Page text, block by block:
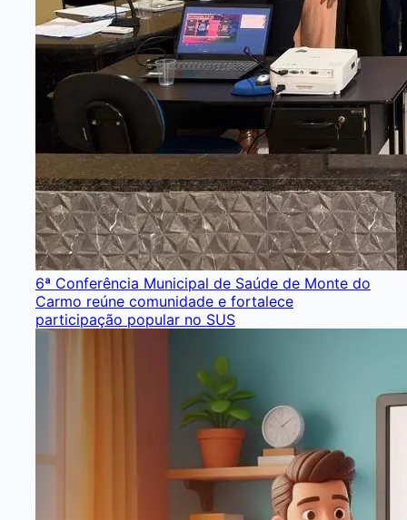
6ª Conferência Municipal de Saúde de Monte do
Carmo reúne comunidade e fortalece
participação popular no SUS